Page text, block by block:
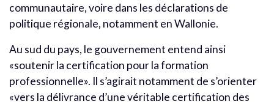
communautaire, voire dans les déclarations de
politique régionale, notamment en Wallonie.
Au sud du pays, le gouvernement entend ainsi
«soutenir la certification pour la formation
professionnelle». Il s’agirait notamment de s’orienter
«vers la délivrance d’une véritable certification des